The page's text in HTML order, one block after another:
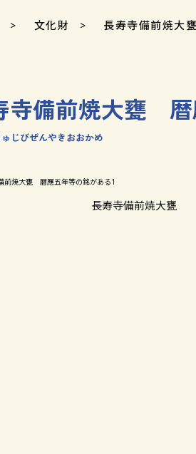
文化財 長寿寺備前焼大
寺備前焼大甕 暦
じびぜんやきおおかめ
長寿寺備前焼大甕